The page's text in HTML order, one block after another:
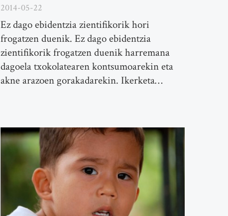
2014-05-22
Ez dago ebidentzia zientifikorik hori
frogatzen duenik. Ez dago ebidentzia
zientifikorik frogatzen duenik harremana
dagoela txokolatearen kontsumoarekin eta
akne arazoen gorakadarekin. Ikerketa…